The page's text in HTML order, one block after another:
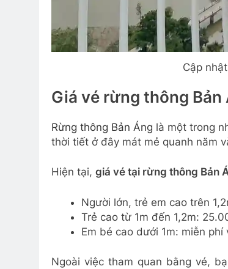
Cập
Giá vé rừng thông Bản
Rừng thông Bản Áng là một trong
thời tiết ở đây mát mẻ quanh năm
Hiện tại, giá vé tại rừng thông Bản
Người lớn, trẻ em cao trên
Trẻ cao từ 1m đến 1,2m:
Em bé cao dưới 1m: miễn phí
Ngoài việc tham quan bằng vé,